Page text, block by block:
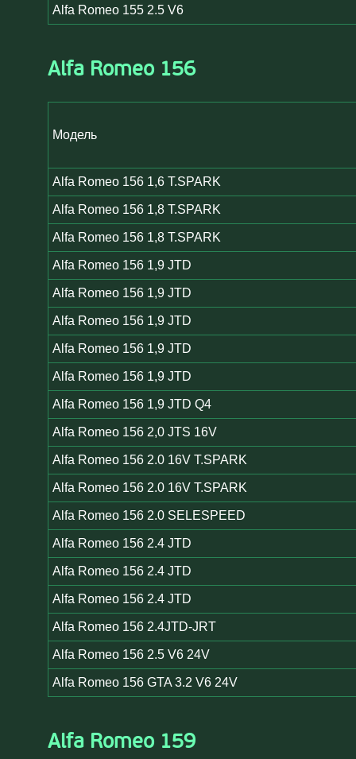
Alfa Romeo 155 2.5 V6
Alfa Romeo 156
Модель
Alfa Romeo 156 1,6 T.SPARK
Alfa Romeo 156 1,8 T.SPARK
Alfa Romeo 156 1,8 T.SPARK
Alfa Romeo 156 1,9 JTD
Alfa Romeo 156 1,9 JTD
Alfa Romeo 156 1,9 JTD
Alfa Romeo 156 1,9 JTD
Alfa Romeo 156 1,9 JTD
Alfa Romeo 156 1,9 JTD Q4
Alfa Romeo 156 2,0 JTS 16V
Alfa Romeo 156 2.0 16V T.SPARK
Alfa Romeo 156 2.0 16V T.SPARK
Alfa Romeo 156 2.0 SELESPEED
Alfa Romeo 156 2.4 JTD
Alfa Romeo 156 2.4 JTD
Alfa Romeo 156 2.4 JTD
Alfa Romeo 156 2.4JTD-JRT
Alfa Romeo 156 2.5 V6 24V
Alfa Romeo 156 GTA 3.2 V6 24V
Alfa Romeo 159